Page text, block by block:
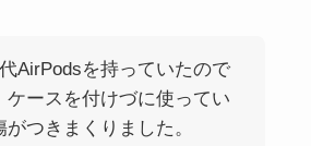
AirPodsを持っていたので
ケースを付けづに使ってい
がつきまくりました。